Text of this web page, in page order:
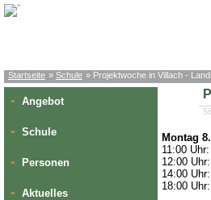
Startseite » Schule » Projektwoche in Villach -
» Angebot
» Schule
» Personen
» Aktuelles
Montag
11:00 Uhr:
12:00 Uhr:
14:00 Uhr:
18:00 Uhr: